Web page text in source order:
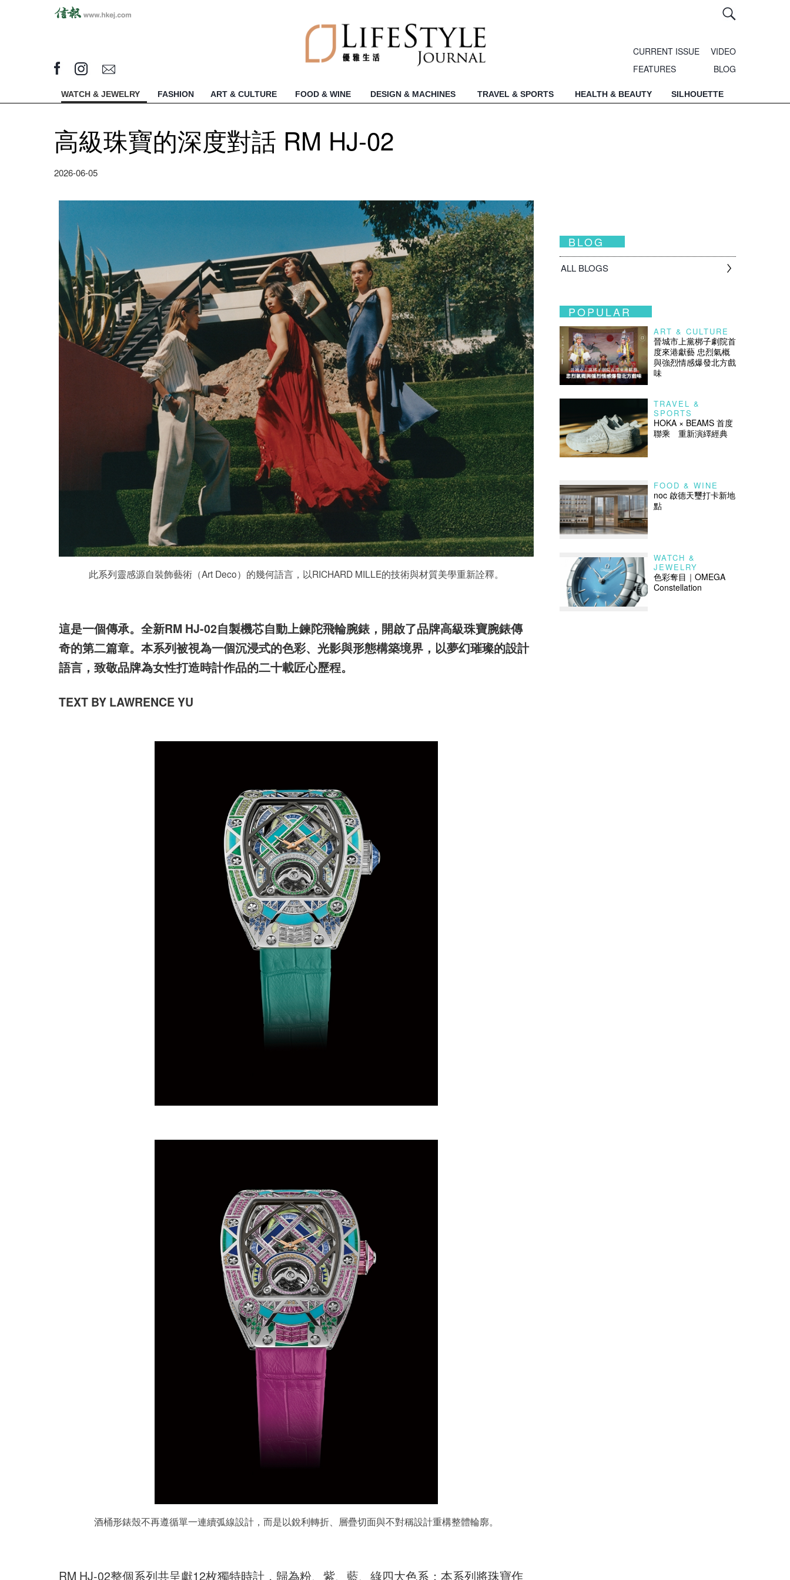
CURRENT ISSUE
VIDEO
FEATURES
BLOG
WATCH & JEWELRY FASHION ART & CULTURE FOOD & WINE DESIGN & MACHINES TRAVEL & SPORTS HEALTH & BEAUTY SILHOUETTE
高級珠寶的深度對話 RM HJ-02
2026-06-05
此系列靈感源自裝飾藝術（Art Deco）的幾何語言，以RICHARD MILLE的技術與材質美學重新詮釋。
這是一個傳承。全新RM HJ-02自製機芯自動上鍊陀飛輪腕錶，開啟了品牌高級珠寶腕錶傳
奇的第二篇章。本系列被視為一個沉浸式的色彩、光影與形態構築境界，以夢幻璀璨的設計
語言，致敬品牌為女性打造時計作品的二十載匠心歷程。
TEXT BY LAWRENCE YU
酒桶形錶殼不再遵循單一連續弧線設計，而是以銳利轉折、層疊切面與不對稱設計重構整體輪廓。
RM HJ-02整個系列共呈獻12枚獨特時計，歸為粉、紫、藍、綠四大色系；本系列將珠寶作
BLOG
ALL BLOGS
POPULAR
ART & CULTURE
晉城市上黨梆子劇院首
度來港獻藝 忠烈氣概
與強烈情感爆發北方戲
味
TRAVEL &
SPORTS
HOKA × BEAMS 首度
聯乘 重新演繹經典
FOOD & WINE
noc 啟德天璽打卡新地
點
WATCH &
JEWELRY
色彩奪目｜OMEGA
Constellation